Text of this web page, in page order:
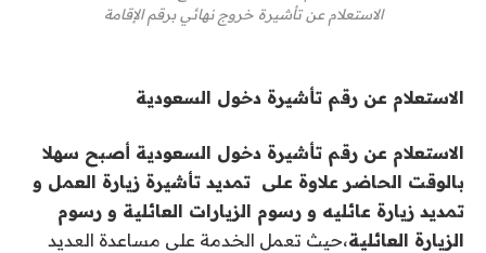
الاستعلام عن تأشيرة خروج نهائي برقم الإقامة
الاستعلام عن رقم تأشيرة دخول السعودية
الاستعلام عن رقم تأشيرة دخول السعودية أصبح سهلا
بالوقت الحاضر علاوة على تمديد تأشيرة زيارة العمل و
تمديد زيارة عائليه و رسوم الزيارات العائلية و رسوم
الزيارة العائلية،حيث تعمل الخدمة على مساعدة العديد